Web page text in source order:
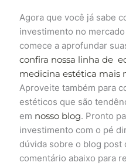
Agora que você já sabe
investimento no
comece a aprofundar
confira nossa linha de
medicina estética mais
Aproveite também para
estéticos que são
em nosso blog. Pronto
investimento com o pé
dúvida sobre o blog post
comentário abaixo para